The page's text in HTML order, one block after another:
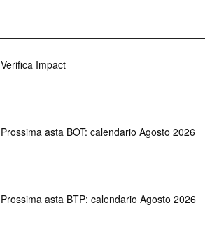
Verifica Impact
Prossima asta BOT: calendario Agosto 2026
Prossima asta BTP: calendario Agosto 2026